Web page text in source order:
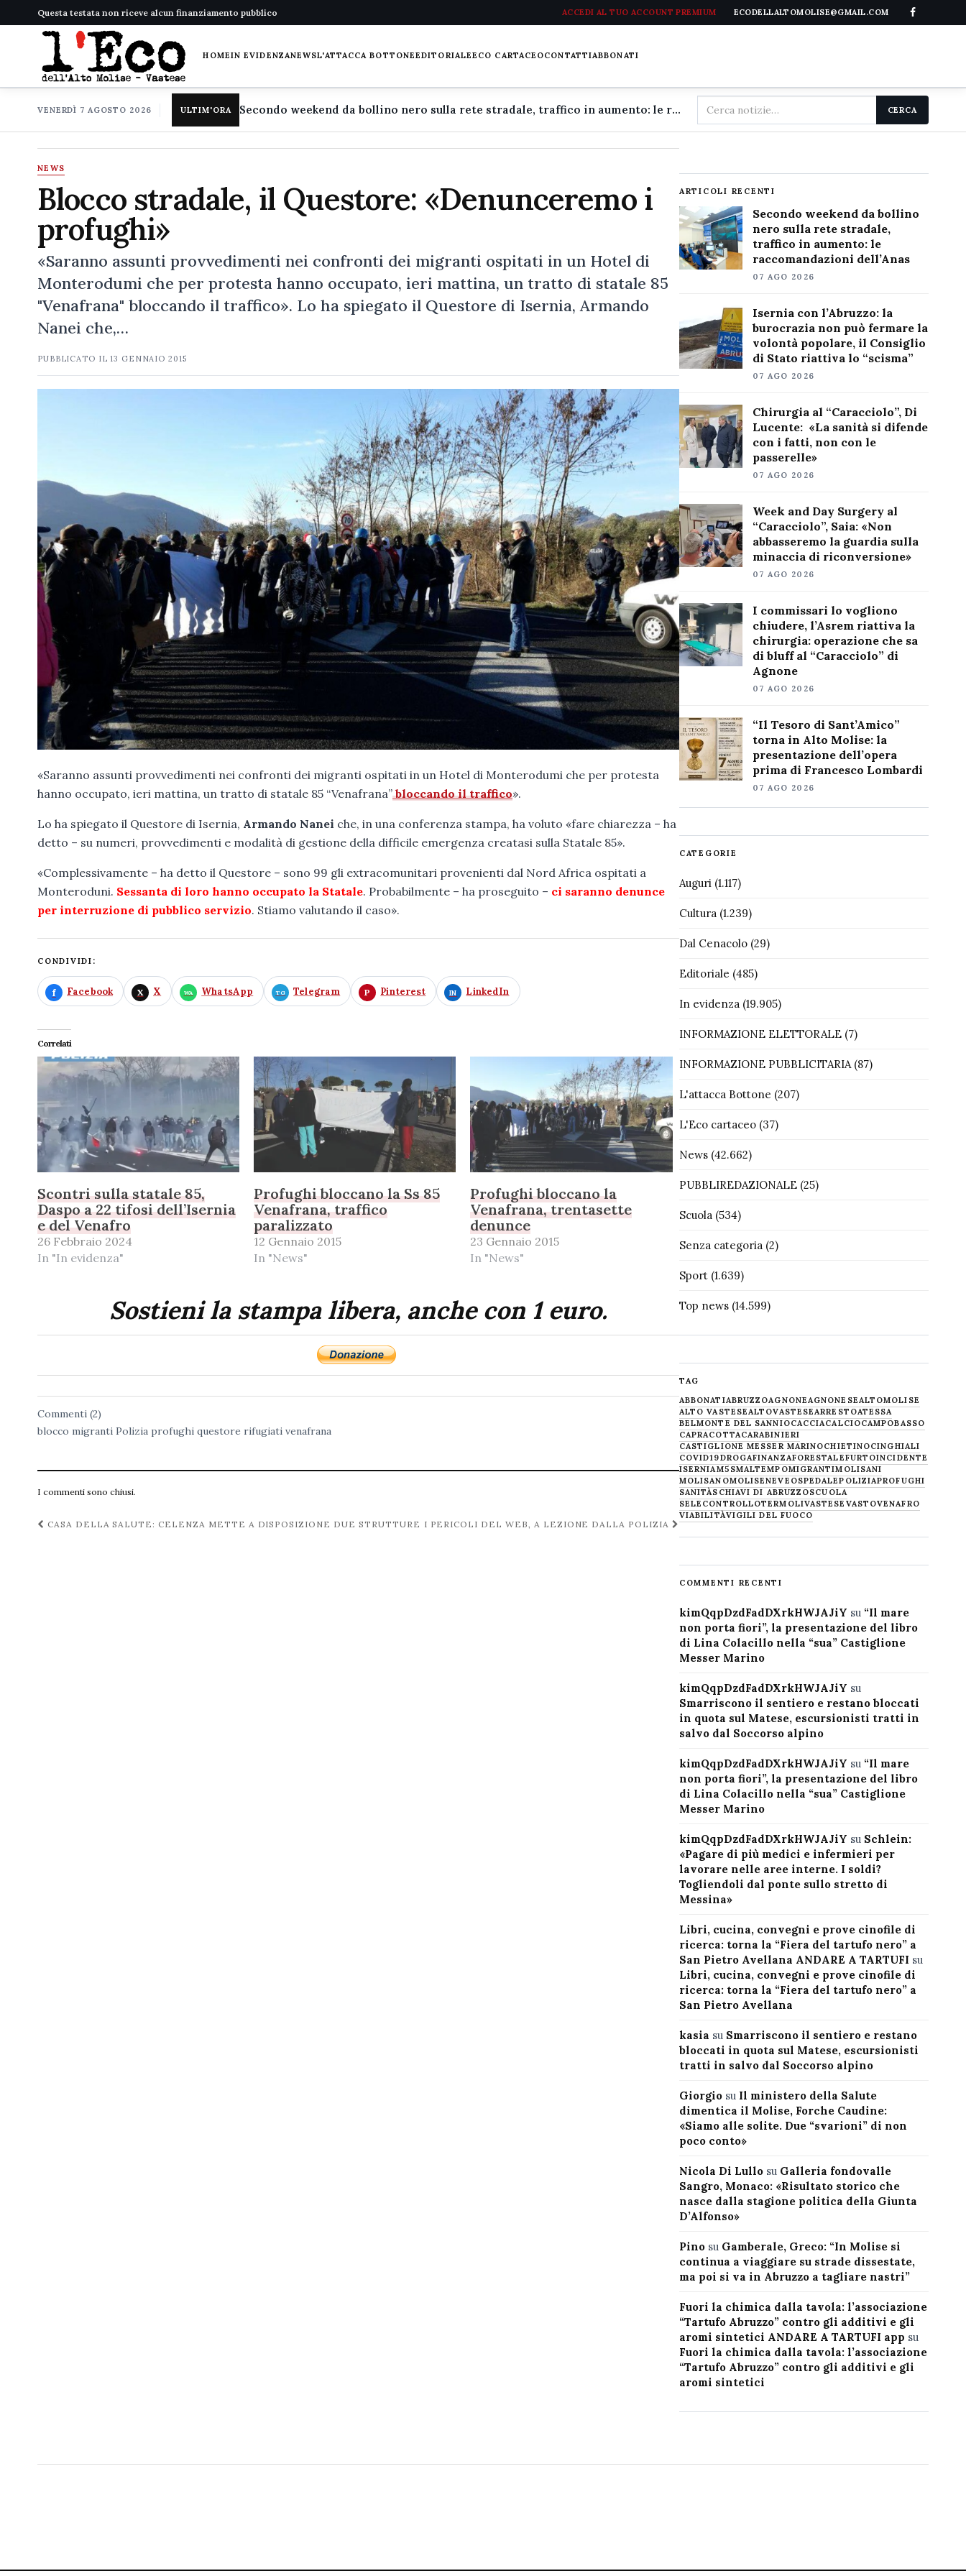
Questa testata non riceve alcun finanziamento pubblico ACCEDI AL TUO ACCOUNT PREMIUM ECODELLALTOMOLISE@GMAIL.COM
HOMEIN EVIDENZANEWSL'ATTACCA BOTTONEEDITORIALEECO CARTACEOCONTATTIABBONATI
VENERDÌ 7 AGOSTO 2026 ULTIM'ORA Secondo weekend da bollino nero sulla rete stradale, traffico in aumento: le raccomandazioni dell'Anas
Cerca
nel
CERCA
NEWS
Blocco stradale, il Questore: «Denunceremo i
profughi»
«Saranno assunti provvedimenti nei confronti dei migranti ospitati in un Hotel di
Monterodumi che per protesta hanno occupato, ieri mattina, un tratto di statale 85
"Venafrana" bloccando il traffico». Lo ha spiegato il Questore di Isernia, Armando
Nanei che,…
PUBBLICATO IL13 GENNAIO 2015
«Saranno assunti provvedimenti nei confronti dei migranti ospitati in un Hotel di Monterodumi che per protesta
hanno occupato, ieri mattina, un tratto di statale 85 “Venafrana”bloccando il traffico».
Lo ha spiegato il Questore di Isernia, Armando Nanei che, in una conferenza stampa, ha voluto «fare chiarezza – ha
detto – su numeri, provvedimenti e modalità di gestione della difficile emergenza creatasi sulla Statale 85».
«Complessivamente – ha detto il Questore – sono 99 gli extracomunitari provenienti dal Nord Africa ospitati a
Monteroduni. Sessanta di loro hanno occupato la Statale. Probabilmente – ha proseguito – ci saranno denunce
per interruzione di pubblico servizio. Stiamo valutando il caso».
CONDIVIDI:
Facebook X WhatsApp Telegram Pinterest LinkedIn
Correlati
Scontri sulla statale 85,
Daspo a 22 tifosi dell’Isernia
e del Venafro
26 Febbraio 2024
In "In evidenza"
Profughi bloccano la Ss 85
Venafrana, traffico
paralizzato
12 Gennaio 2015
In "News"
Profughi bloccano la
Venafrana, trentasette
denunce
23 Gennaio 2015
In "News"
Sostieni la stampa libera, anche con 1 euro.
Commenti (2)
blocco migranti Polizia profughi questore rifugiati venafrana
I commenti sono chiusi.
Navigazione
CASA DELLA SALUTE: CELENZA METTE A DISPOSIZIONE DUE STRUTTURE I PERICOLI DEL WEB, A LEZIONE DALLA POLIZIA
ARTICOLI RECENTI
Secondo weekend da bollino
nero sulla rete stradale,
traffico in aumento: le
raccomandazioni dell’Anas
07 AGO 2026
Isernia con l’Abruzzo: la
burocrazia non può fermare la
volontà popolare, il Consiglio
di Stato riattiva lo “scisma”
07 AGO 2026
Chirurgia al “Caracciolo”, Di
Lucente: «La sanità si difende
con i fatti, non con le
passerelle»
07 AGO 2026
Week and Day Surgery al
“Caracciolo”, Saia: «Non
abbasseremo la guardia sulla
minaccia di riconversione»
07 AGO 2026
I commissari lo vogliono
chiudere, l’Asrem riattiva la
chirurgia: operazione che sa
di bluff al “Caracciolo” di
Agnone
07 AGO 2026
“Il Tesoro di Sant’Amico”
torna in Alto Molise: la
presentazione dell’opera
prima di Francesco Lombardi
07 AGO 2026
CATEGORIE
Auguri(1.117)
Cultura(1.239)
Dal Cenacolo(29)
Editoriale (485)
In evidenza(19.905)
INFORMAZIONE ELETTORALE(7)
INFORMAZIONE PUBBLICITARIA(87)
L'attacca Bottone (207)
L'Eco cartaceo(37)
News(42.662)
PUBBLIREDAZIONALE(25)
Scuola(534)
Senza categoria(2)
Sport(1.639)
Top news(14.599)
TAG
ABBONATIABRUZZOAGNONEAGNONESEALTOMOLISE
ALTO VASTESEALTOVASTESEARRESTOATESSA
BELMONTE DEL SANNIOCACCIACALCIOCAMPOBASSO
CAPRACOTTACARABINIERI
CASTIGLIONE MESSER MARINOCHIETINOCINGHIALI
COVID19DROGAFINANZAFORESTALEFURTOINCIDENTE
ISERNIAM5SMALTEMPOMIGRANTIMOLISANI
MOLISANOMOLISENEVE OSPEDALEPOLIZIAPROFUGHI
SANITÀSCHIAVI DI ABRUZZOSCUOLA
SELECONTROLLOTERMOLIVASTESE VASTOVENAFRO
VIABILITÀVIGILI DEL FUOCO
COMMENTI RECENTI
kimQqpDzdFadDXrkHWJAJiY su “Il mare
non porta fiori”, la presentazione del libro
di Lina Colacillo nella “sua” Castiglione
Messer Marino
kimQqpDzdFadDXrkHWJAJiY su
Smarriscono il sentiero e restano bloccati
in quota sul Matese, escursionisti tratti in
salvo dal Soccorso alpino
kimQqpDzdFadDXrkHWJAJiY su “Il mare
non porta fiori”, la presentazione del libro
di Lina Colacillo nella “sua” Castiglione
Messer Marino
kimQqpDzdFadDXrkHWJAJiY su Schlein:
«Pagare di più medici e infermieri per
lavorare nelle aree interne. I soldi?
Togliendoli dal ponte sullo stretto di
Messina»
Libri, cucina, convegni e prove cinofile di
ricerca: torna la “Fiera del tartufo nero” a
San Pietro Avellana ANDARE A TARTUFI su
Libri, cucina, convegni e prove cinofile di
ricerca: torna la “Fiera del tartufo nero” a
San Pietro Avellana
kasia su Smarriscono il sentiero e restano
bloccati in quota sul Matese, escursionisti
tratti in salvo dal Soccorso alpino
Giorgiosu Il ministero della Salute
dimentica il Molise, Forche Caudine:
«Siamo alle solite. Due “svarioni” di non
poco conto»
Nicola Di Lullosu Galleria fondovalle
Sangro, Monaco: «Risultato storico che
nasce dalla stagione politica della Giunta
D’Alfonso»
Pinosu Gamberale, Greco: “In Molise si
continua a viaggiare su strade dissestate,
ma poi si va in Abruzzo a tagliare nastri”
Fuori la chimica dalla tavola: l’associazione
“Tartufo Abruzzo” contro gli additivi e gli
aromi sintetici ANDARE A TARTUFI app su
Fuori la chimica dalla tavola: l’associazione
“Tartufo Abruzzo” contro gli additivi e gli
aromi sintetici